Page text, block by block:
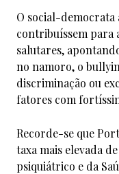
O social-democrata
contribuíssem para
salutares,
no namoro, o
discriminação ou
fatores com
Recorde-se que
taxa mais elevada
psiquiátrico e da